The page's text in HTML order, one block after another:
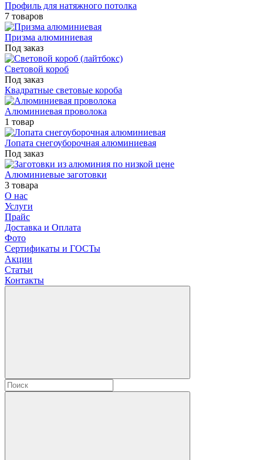
Профиль для натяжного потолка
7 товаров
Призма алюминиевая
Под заказ
Световой короб
Под заказ
Квадратные световые короба
Алюминиевая проволока
1 товар
Лопата снегоуборочная алюминиевая
Под заказ
Алюминиевые заготовки
3 товара
О нас
Услуги
Прайс
Доставка и Оплата
Фото
Сертификаты и ГОСТы
Акции
Статьи
Контакты